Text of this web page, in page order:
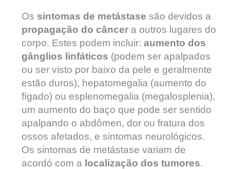
Os sintomas de metástase são devidos a
propagação do câncera outros lugares do
corpo. Estes podem incluir: aumento dos
gânglios linfáticos (podem ser apalpados
ou ser visto por baixo da pele e geralmente
estão duros), hepatomegalia (aumento do
fígado) ou esplenomegalia (megalosplenia),
um aumento do baço que pode ser sentido
apalpando o abdômen, dor ou fratura dos
ossos afetados, e sintomas neurológicos.
Os sintomas de metástase variam de
acordó com a localização dos tumores.